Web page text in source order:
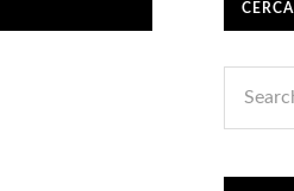
CERCA